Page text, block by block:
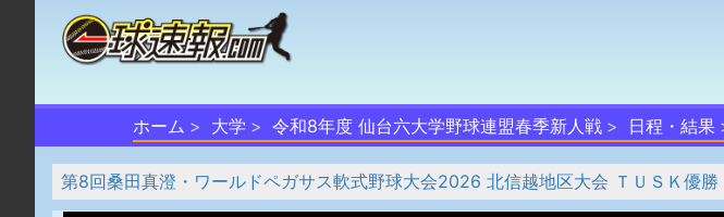
ホーム 大学 令和8年度 仙台六大学野球連盟春季新人戦 日程・結果
第8回桑田真澄・ワールドペガサス軟式野球大会2026 北信越地区大会 ＴＵＳＫ優勝